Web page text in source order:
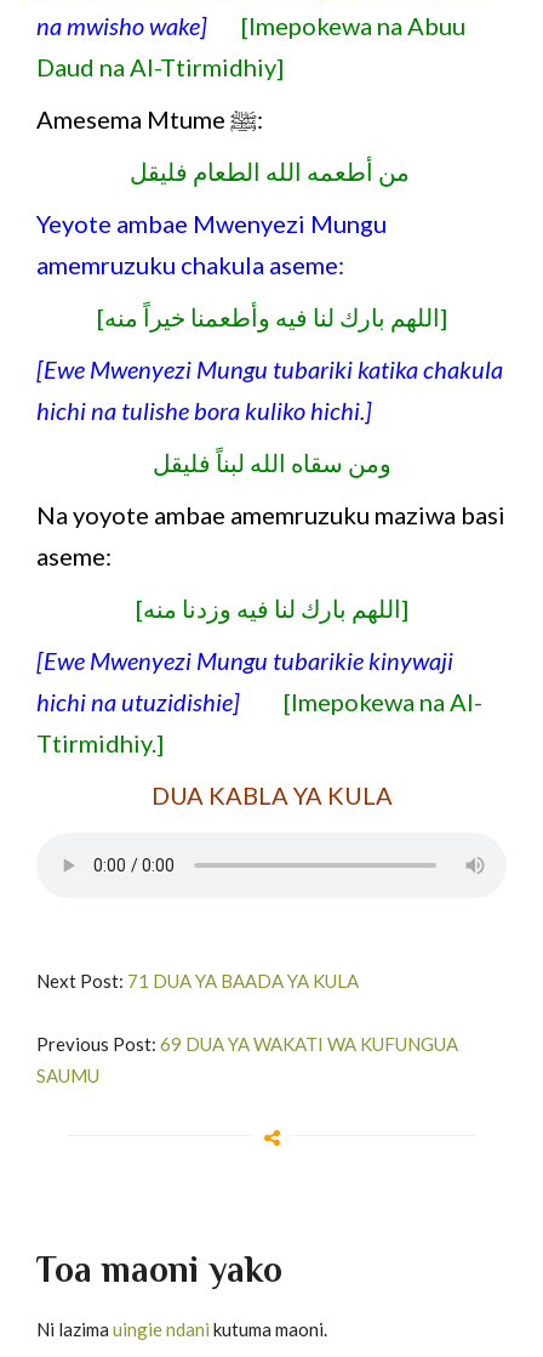
na mwisho wake]
[Imepokewa na Abuu
Daud na Al-Ttirmidhiy]
Amesema Mtume ﷺ:
من أطعمه الله الطعام فليقل
Yeyote ambae Mwenyezi Mungu
amemruzuku chakula aseme:
[اللهم بارك لنا فيه وأطعمنا خيراً منه]
[Ewe Mwenyezi Mungu tubariki katika chakula
hichi na tulishe bora kuliko hichi.]
ومن سقاه الله لبناً فليقل
Na yoyote ambae amemruzuku maziwa basi
aseme:
[اللهم بارك لنا فيه وزدنا منه]
[Ewe Mwenyezi Mungu tubarikie kinywaji
hichi na utuzidishie]
[Imepokewa na Al-
Ttirmidhiy.]
DUA KABLA YA KULA
Next Post: 71 DUA YA BAADA YA KULA
Previous Post: 69 DUA YA WAKATI WA KUFUNGUA
SAUMU
Toa maoni yako
Ni lazima uingie ndani kutuma maoni.